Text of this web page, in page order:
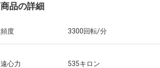
商品の詳細
頻度 3300回転/分
遠心力 535キロン